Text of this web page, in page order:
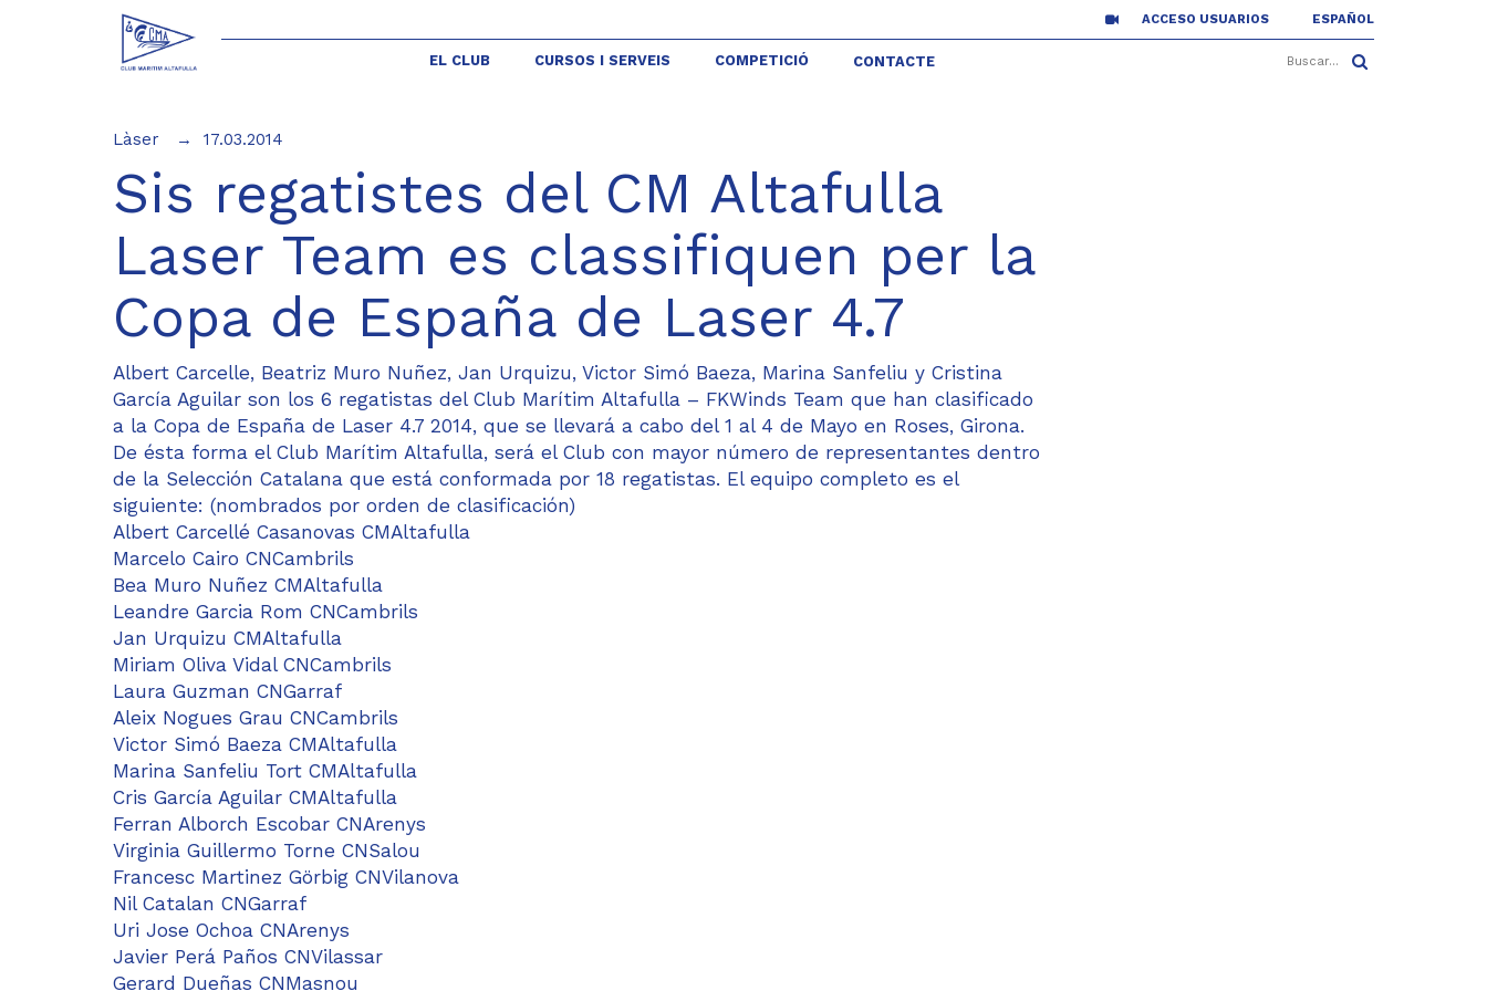
ACCESO USUARIOS ESPAÑOL
EL CLUB CURSOS I SERVEIS COMPETICIÓ CONTACTE
Làser 17.03.2014
Sis regatistes del CM Altafulla
Laser Team es classifiquen per la
Copa de España de Laser 4.7
Albert Carcelle, Beatriz Muro Nuñez, Jan Urquizu, Victor Simó Baeza, Marina Sanfeliu y Cristina
García Aguilar son los 6 regatistas del Club Marítim Altafulla – FKWinds Team que han clasificado
a la Copa de España de Laser 4.7 2014, que se llevará a cabo del 1 al 4 de Mayo en Roses, Girona.
De ésta forma el Club Marítim Altafulla, será el Club con mayor número de representantes dentro
de la Selección Catalana que está conformada por 18 regatistas. El equipo completo es el
siguiente: (nombrados por orden de clasificación)
Albert Carcellé Casanovas CMAltafulla
Marcelo Cairo CNCambrils
Bea Muro Nuñez CMAltafulla
Leandre Garcia Rom CNCambrils
Jan Urquizu CMAltafulla
Miriam Oliva Vidal CNCambrils
Laura Guzman CNGarraf
Aleix Nogues Grau CNCambrils
Victor Simó Baeza CMAltafulla
Marina Sanfeliu Tort CMAltafulla
Cris García Aguilar CMAltafulla
Ferran Alborch Escobar CNArenys
Virginia Guillermo Torne CNSalou
Francesc Martinez Görbig CNVilanova
Nil Catalan CNGarraf
Uri Jose Ochoa CNArenys
Javier Perá Paños CNVilassar
Gerard Dueñas CNMasnou